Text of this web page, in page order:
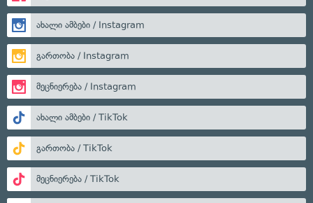
ახალი ამბები / Instagram
გართობა / Instagram
მეცნიერება / Instagram
ახალი ამბები / TikTok
გართობა / TikTok
მეცნიერება / TikTok